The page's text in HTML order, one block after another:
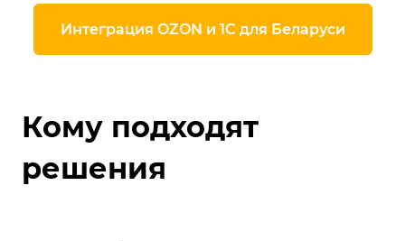
Интеграция OZON и 1С для Беларуси
Кому подходят
решения